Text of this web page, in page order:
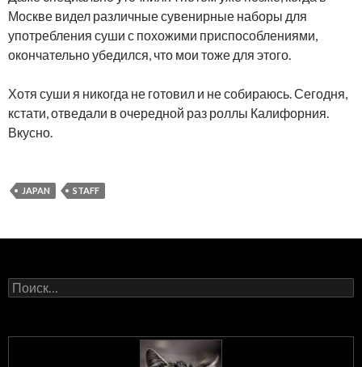
Москве видел различные сувенирные наборы для
употребления суши с похожими приспособлениями,
окончательно убедился, что мои тоже для этого.
Хотя суши я никогда не готовил и не собираюсь. Сегодня,
кстати, отведали в очередной раз роллы Калифорния.
Вкусно.
JAPAN STAFF
Найти: